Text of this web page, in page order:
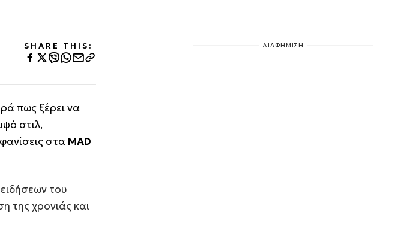
SHARE THIS:
πως ξέρει να
στιλ,
στα MAD
του
της χρονιάς και
ΔΙΑΦΗΜΙΣΗ